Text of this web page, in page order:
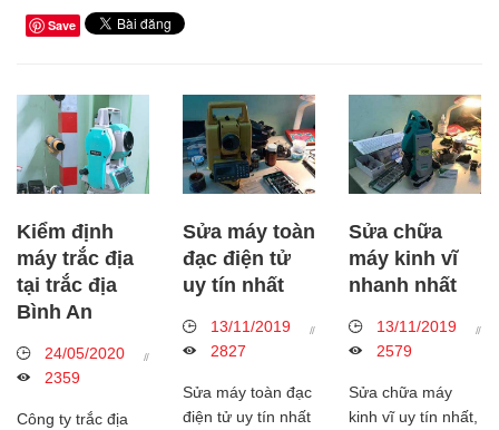
Save
Kiểm định
máy trắc địa
tại trắc địa
Bình An
24/05/2020
2359
Công ty trắc địa
Sửa máy toàn
đạc điện tử
uy tín nhất
13/11/2019
2827
Sửa máy toàn đạc
điện tử uy tín nhất
Sửa chữa
máy kinh vĩ
nhanh nhất
13/11/2019
2579
Sửa chữa máy
kinh vĩ uy tín nhất,